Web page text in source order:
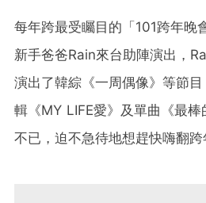
每年跨最受矚目的「101跨年晚
新手爸爸Rain來台助陣演出，
演出了韓綜《一周偶像》等節
輯《MY LIFE愛》及單曲《最
不已，迫不急待地想趕快嗨翻跨